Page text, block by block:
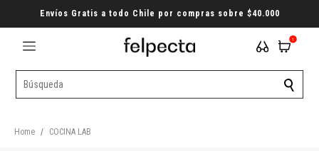
Envíos Gratis a todo Chile por compras sobre $40.000
1
Home / COCINA LAB